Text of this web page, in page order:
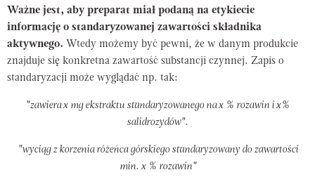
Ważne jest, aby preparat miał podaną na etykiecie
informację o standaryzowanej zawartości składnika
aktywnego. Wtedy możemy być pewni, że w danym produkcie
znajduje się konkretna zawartość substancji czynnej. Zapis o
standaryzacji może wyglądać np. tak:
"zawiera x mg ekstraktu standaryzowanego na x % rozawin i x%
salidrozydów".
"wyciąg z korzenia różeńca górskiego standaryzowany do zawartości
min. x % rozawin"